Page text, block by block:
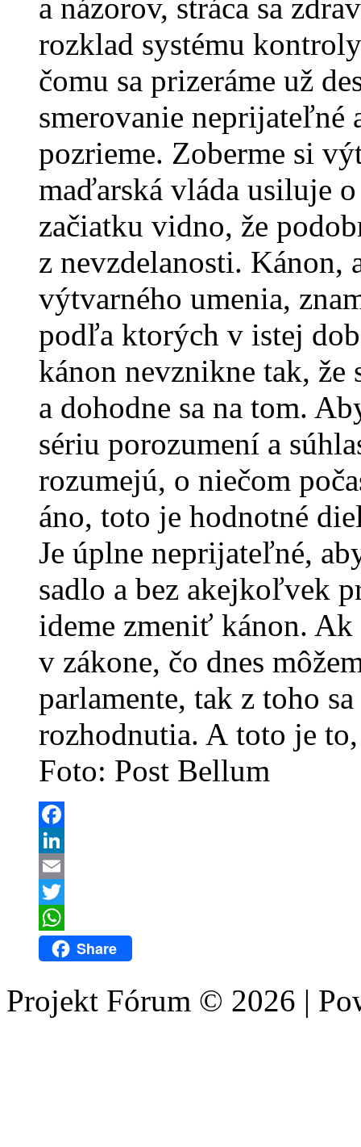
a názorov, stráca sa
rozklad systému
čomu sa prizeráme už
smerovanie
pozrieme. Zoberme si
maďarská vláda usiluje
začiatku vidno, že
z nevzdelanosti. Kánon,
výtvarného umenia,
podľa ktorých v istej
kánon nevznikne tak,
a dohodne sa na tom.
sériu porozumení a
rozumejú, o niečom
áno, toto je hodnotné
Je úplne neprijateľné,
sadlo a bez akejkoľvek
ideme zmeniť kánon. Ak
v zákone, čo dnes
parlamente, tak z toho
rozhodnutia. A toto je to,
Foto: Post Bellum
Facebook
LinkedIn
Email
Twitter
WhatsAppShare
Projekt Fórum © 2026 |